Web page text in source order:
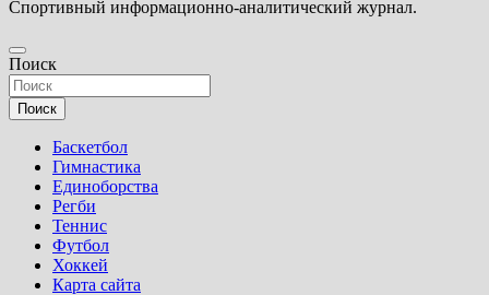
Спортивный информационно-аналитический журнал.
Поиск
Поиск
Баскетбол
Гимнастика
Единоборства
Регби
Теннис
Футбол
Хоккей
Карта сайта